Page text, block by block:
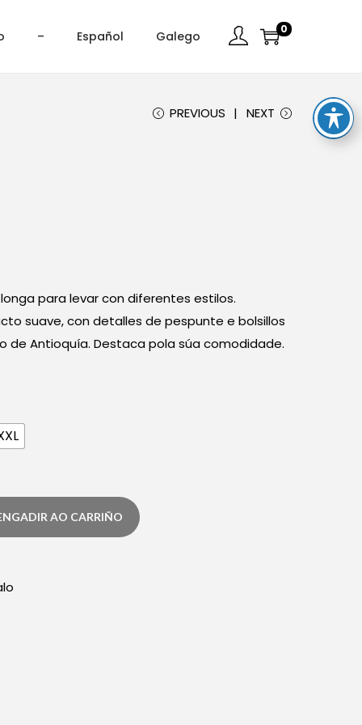
– Español Galego 0
PREVIOUS NEXT
para levar con diferentes estilos.
suave, con detalles de pespunte e bolsillos
de Antioquía. Destaca pola súa comodidade.
AO CARRIÑO